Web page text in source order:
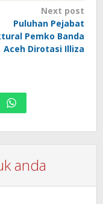
Next post
Puluhan Pejabat
Pemko Banda
Aceh Dirotasi Illiza
anda